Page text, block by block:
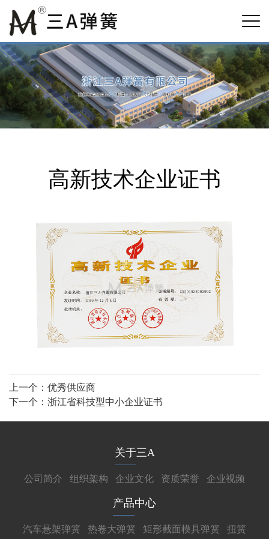
高新技术企业证书
上一个： 优秀供应商
下一个： 浙江省科技型中小企业证书
关于三A
公司简介 组织架构 企业文化 资质荣誉 企业视频
产品中心
汽车悬架弹簧 热卷大弹簧 矩形截面模具弹簧
扭簧